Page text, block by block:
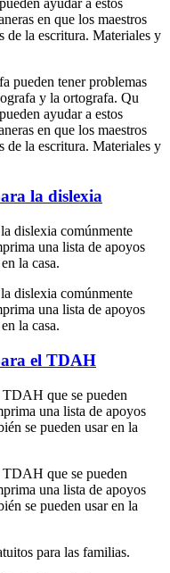
en que los maestros
de la escritura. Materiales y
pueden tener problemas
y la ortografa. Qu
ayudar a estos
en que los maestros
de la escritura. Materiales y
la dislexia
dislexia comúnmente
una lista de apoyos
la casa.
dislexia comúnmente
una lista de apoyos
la casa.
el TDAH
TDAH que se pueden
una lista de apoyos
se pueden usar en la
TDAH que se pueden
una lista de apoyos
se pueden usar en la
para las familias.